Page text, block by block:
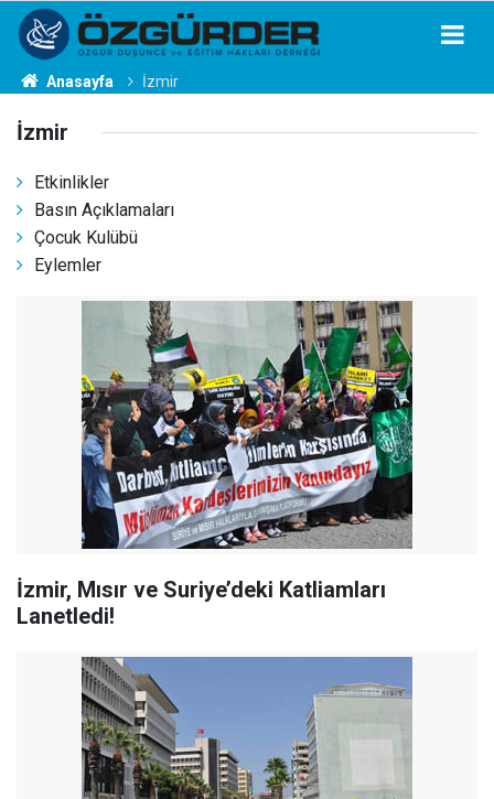
Anasayfa İzmir
İzmir
Etkinlikler
Basın Açıklamaları
Çocuk Kulübü
Eylemler
İzmir, Mısır ve Suriye’deki Katliamları
Lanetledi!